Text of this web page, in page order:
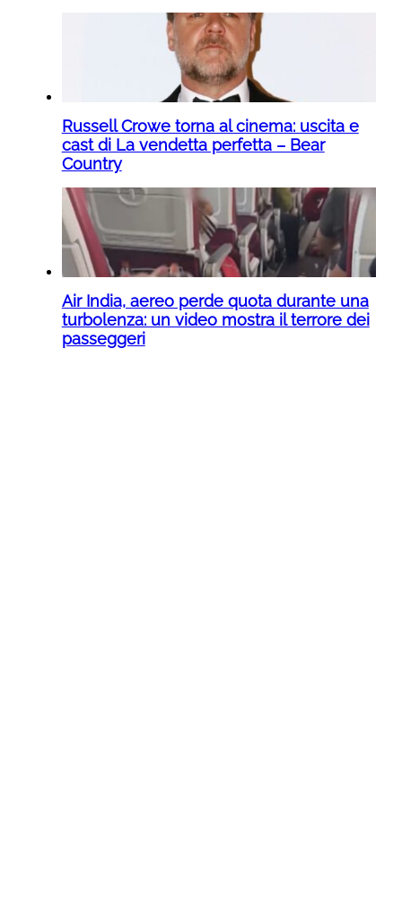
Russell Crowe torna al cinema: uscita e
cast di La vendetta perfetta – Bear
Country
Air India, aereo perde quota durante una
turbolenza: un video mostra il terrore dei
passeggeri